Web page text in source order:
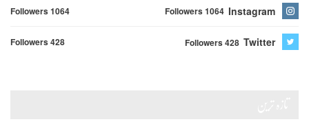
Instagram
Followers 1064
Followers 1064
Twitter
Followers 428
Followers 428